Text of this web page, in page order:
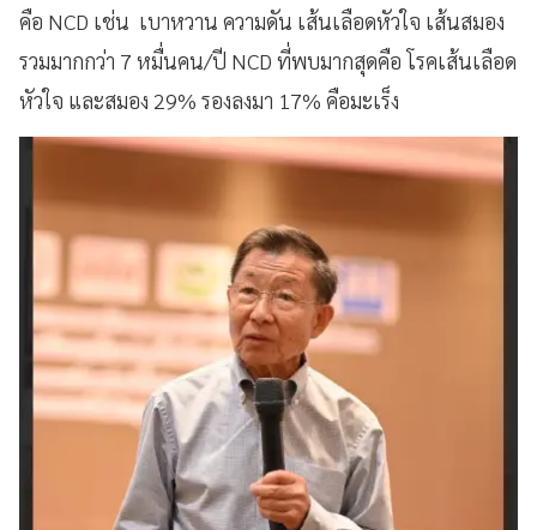
คือ NCD เช่น เบาหวาน ความดัน เส้นเลือดหัวใจ เส้นสมอง
รวมมากกว่า 7 หมื่นคน/ปี NCD ที่พบมากสุดคือ โรคเส้นเลือด
หัวใจ และสมอง 29% รองลงมา 17% คือมะเร็ง